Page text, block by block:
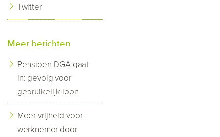
Twitter
Meer berichten
Pensioen DGA gaat
in: gevolg voor
gebruikelijk loon
Meer vrijheid voor
werknemer door